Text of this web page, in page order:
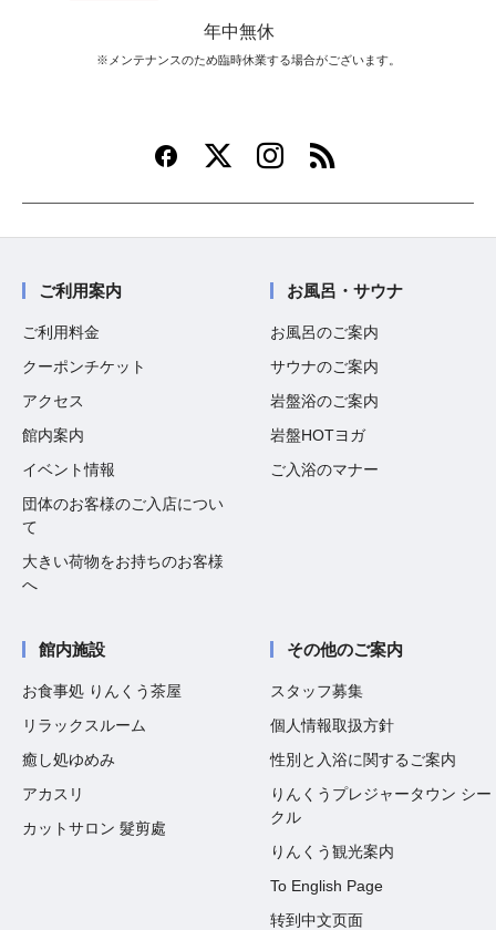
年中無休
※メンテナンスのため臨時休業する場合がございます。
ご利用案内
ご利用料金
クーポンチケット
アクセス
館内案内
イベント情報
団体のお客様のご入店につい
て
大きい荷物をお持ちのお客様
へ
お風呂・サウナ
お風呂のご案内
サウナのご案内
岩盤浴のご案内
岩盤HOTヨガ
ご入浴のマナー
館内施設
お食事処 りんくう茶屋
リラックスルーム
癒し処ゆめみ
アカスリ
カットサロン 髮剪處
その他のご案内
スタッフ募集
個人情報取扱方針
性別と入浴に関するご案内
りんくうプレジャータウン シー
クル
りんくう観光案内
To English Page
转到中文页面